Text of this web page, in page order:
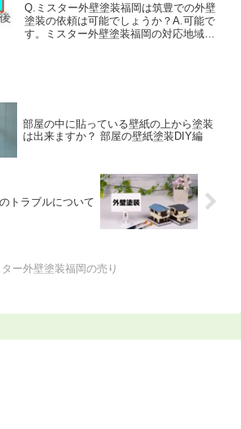
Q.ミスター外壁塗装福岡は筑豊での外壁
塗装の依頼は可能でしょうか？A.可能で
す。ミスター外壁塗装福岡の対応地域に
部屋の中に貼っている壁紙の上から塗装
は出来ますか？ 部屋の壁紙塗装DIY編
トラブルについて
ター外壁塗装福岡の売り